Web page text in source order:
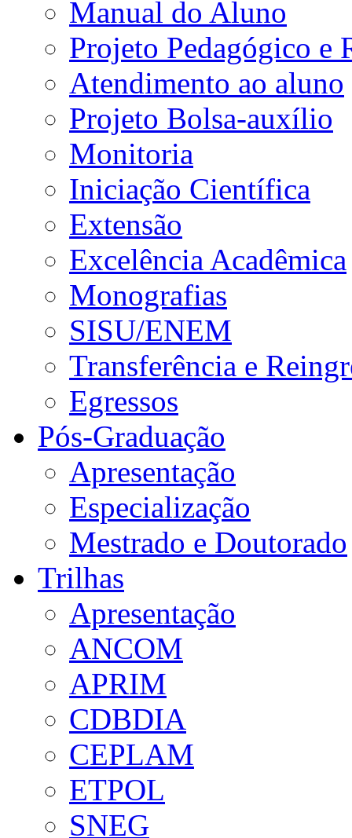
Manual do Aluno
Projeto Pedagógico e
Atendimento ao aluno
Projeto Bolsa-auxílio
Monitoria
Iniciação Científica
Extensão
Excelência Acadêmica
Monografias
SISU/ENEM
Transferência e
Egressos
Pós-Graduação
Apresentação
Especialização
Mestrado e Doutorado
Trilhas
Apresentação
ANCOM
APRIM
CDBDIA
CEPLAM
ETPOL
SNEG